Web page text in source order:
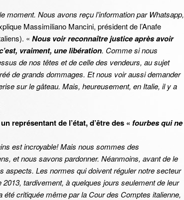
moment. Nous avons reçu l’information par Whatsapp,
Massimiliano Mancini, président de l’Anafe
« Nous voir reconnaître justice après avoir
vraiment, une libération. Comme si nous
de nos têtes et de celle des vendeurs, au sujet
de grands dommages. Et nous voir aussi demander
sur le gâteau. Mais, heureusement, en Italie, il y a
représentant de l’état, d’être des « fourbes qui ne
est incroyable! Mais nous sommes des
et nous savons pardonner. Néanmoins, avant de le
aspects. Les normes qui doivent réguler notre secteur
tardivement, à quelques jours seulement de leur
été critiquée même par la Cour des Comptes italienne,